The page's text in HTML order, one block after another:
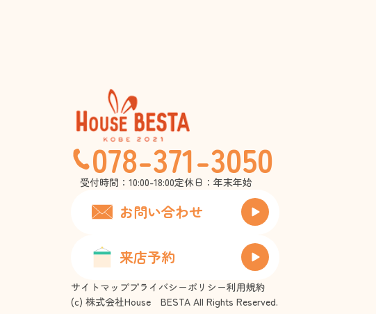
078-371-3050
受付時間：10:00-18:00定休日：年末年始
お問い合わせ
来店予約
サイトマッププライバシーポリシー利用規約
(c) 株式会社House BESTA All Rights Reserved.